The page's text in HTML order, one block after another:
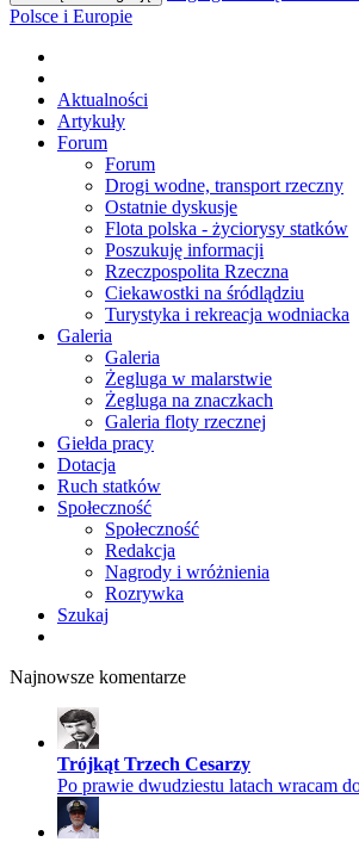
Polsce i Europie
Aktualności
Artykuły
Forum
Forum
Drogi wodne, transport rzeczny
Ostatnie dyskusje
Flota polska - życiorysy statków
Poszukuję informacji
Rzeczpospolita Rzeczna
Ciekawostki na śródlądziu
Turystyka i rekreacja wodniacka
Galeria
Galeria
Żegluga w malarstwie
Żegluga na znaczkach
Galeria floty rzecznej
Giełda pracy
Dotacja
Ruch statków
Społeczność
Społeczność
Redakcja
Nagrody i wróżnienia
Rozrywka
Szukaj
Najnowsze komentarze
Trójkąt Trzech Cesarzy
Po prawie dwudziestu latach wracam